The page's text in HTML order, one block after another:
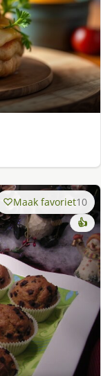
Maak favoriet10
👍